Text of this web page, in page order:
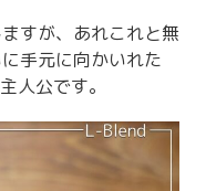
すが、あれこれと無
手元に向かいれた
人公です。